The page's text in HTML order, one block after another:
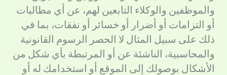
والموظفين والوكلاء التابعين لهم، عن أي مطالبات
أو التزامات أو أضرار أو خسائر أو نفقات، بما في
ذلك على سبيل المثال لا الحصر الرسوم القانونية
والمحاسبية، الناشئة عن أو المرتبطة بأي شكل من
الأشكال بوصولك إلى الموقع أو استخدامك له أو